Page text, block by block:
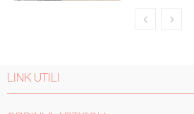
LINK UTILI